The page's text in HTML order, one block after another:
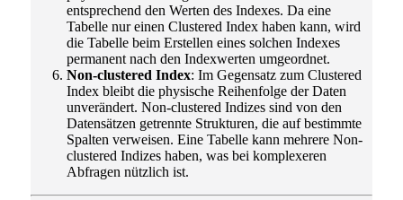
entsprechend den Werten des Indexes. Da eine
Tabelle nur einen Clustered Index haben kann, wird
die Tabelle beim Erstellen eines solchen Indexes
permanent nach den Indexwerten umgeordnet.
Non-clustered Index: Im Gegensatz zum Clustered
Index bleibt die physische Reihenfolge der Daten
unverändert. Non-clustered Indizes sind von den
Datensätzen getrennte Strukturen, die auf bestimmte
Spalten verweisen. Eine Tabelle kann mehrere Non-
clustered Indizes haben, was bei komplexeren
Abfragen nützlich ist.